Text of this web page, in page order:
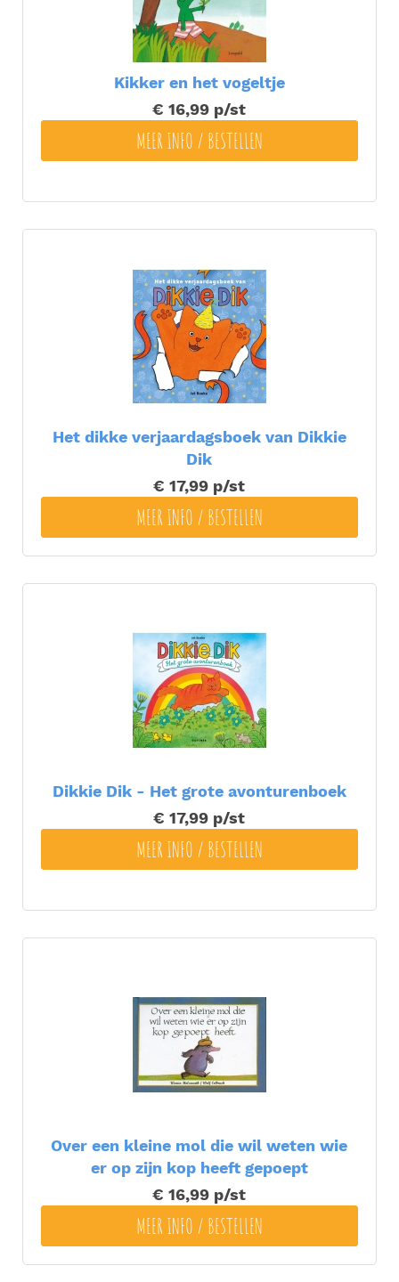
Kikker en het vogeltje
€ 16,99 p/st
MEER INFO / BESTELLEN
Het dikke verjaardagsboek van Dikkie
Dik
€ 17,99 p/st
MEER INFO / BESTELLEN
Dikkie Dik - Het grote avonturenboek
€ 17,99 p/st
MEER INFO / BESTELLEN
Over een kleine mol die wil weten wie
er op zijn kop heeft gepoept
€ 16,99 p/st
MEER INFO / BESTELLEN